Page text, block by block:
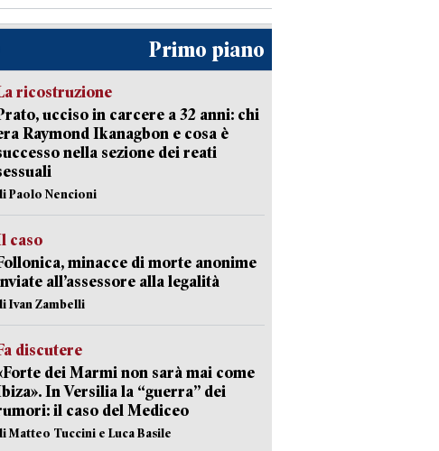
Primo piano
ricostruzione
ucciso in carcere a 32 anni: chi
Raymond Ikanagbon e cosa è
nella sezione dei reati
Paolo Nencioni
caso
minacce di morte anonime
all’assessore alla legalità
Ivan Zambelli
discutere
dei Marmi non sarà mai come
In Versilia la “guerra” dei
il caso del Mediceo
Matteo Tuccini e Luca Basile